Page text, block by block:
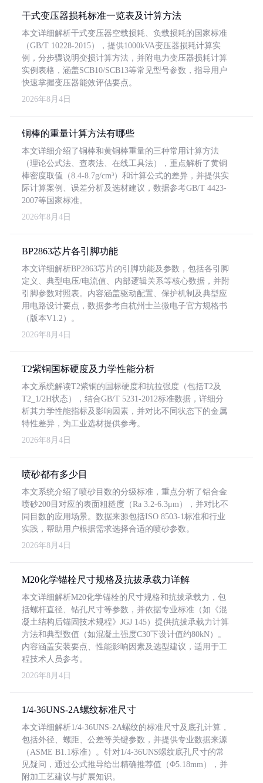
干式变压器损耗标准一览表及计算方法
本文详细解析干式变压器空载损耗、负载损耗的国家标准
（GB/T 10228-2015），提供1000kVA变压器损耗计算实
例，分步骤说明变损计算方法，并附电力变压器损耗计算
实例表格，涵盖SCB10/SCB13等常见型号参数，指导用户
快速掌握变压器能效评估要点。
2026年8月4日
铜棒的重量计算方法有哪些
本文详细介绍了铜棒和黄铜棒重量的三种常用计算方法
（理论公式法、查表法、在线工具法），重点解析了黄铜
棒密度取值（8.4-8.7g/cm³）和计算公式的差异，并提供实
际计算案例、误差分析及选材建议，数据参考GB/T 4423-
2007等国家标准。
2026年8月4日
BP2863芯片各引脚功能
本文详细解析BP2863芯片的引脚功能及参数，包括各引脚
定义、典型电压/电流值、内部逻辑关系等核心数据，并附
引脚参数对照表。内容涵盖驱动配置、保护机制及典型应
用电路设计要点，数据参考自杭州士兰微电子官方规格书
（版本V1.2）。
2026年8月4日
T2紫铜国标硬度及力学性能分析
本文系统解读T2紫铜的国标硬度和抗拉强度（包括T2及
T2_1/2H状态），结合GB/T 5231-2012标准数据，详细分
析其力学性能指标及影响因素，并对比不同状态下的金属
特性差异，为工业选材提供参考。
2026年8月4日
喷砂都有多少目
本文系统介绍了喷砂目数的分级标准，重点分析了铝合金
喷砂200目对应的表面粗糙度（Ra 3.2-6.3μm），并对比不
同目数的应用场景。数据来源包括ISO 8503-1标准和行业
实践，帮助用户根据需求选择合适的喷砂参数。
2026年8月4日
M20化学锚栓尺寸规格及抗拔承载力详解
本文详细解析M20化学锚栓的尺寸规格和抗拔承载力，包
括螺杆直径、钻孔尺寸等参数，并依据专业标准（如《混
凝土结构后锚固技术规程》JGJ 145）提供抗拔承载力计算
方法和典型数值（如混凝土强度C30下设计值约80kN）。
内容涵盖安装要点、性能影响因素及选型建议，适用于工
程技术人员参考。
2026年8月4日
1/4-36UNS-2A螺纹标准尺寸
本文详细解析1/4-36UNS-2A螺纹的标准尺寸及底孔计算，
包括外径、螺距、公差等关键参数，并提供专业数据来源
（ASME B1.1标准）。针对1/4-36UNS螺纹底孔尺寸的常
见疑问，通过公式推导给出精确推荐值（Φ5.18mm），并
附加工艺建议与扩展知识。